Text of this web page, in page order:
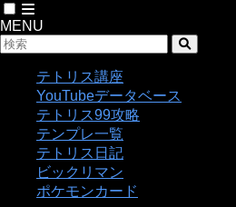
MENU
テトリス講座
YouTubeデータベース
テトリス99攻略
テンプレ一覧
テトリス日記
ビックリマン
ポケモンカード